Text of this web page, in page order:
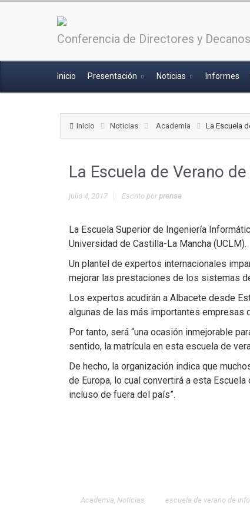
Conferencia de Directores y
Inicio Presentación Noticias Informes
Inicio Noticias Academia La Escuela
La Escuela de Verano
julio 4, 2017 Escrito porprensa
La Escuela Superior de Ingeniería
Universidad de Castilla-La Mancha (UCLM).
Un plantel de expertos internacionales
mejorar las prestaciones de los sistemas
Los expertos acudirán a Albacete desde
algunas de las más importantes empresas
Por tanto, será “una ocasión inmejorable
sentido, la matrícula en esta escuela de
De hecho, la organización indica que
de Europa, lo cual convertirá a esta
incluso de fuera del país”.
Academia Noticias escuela de verano de